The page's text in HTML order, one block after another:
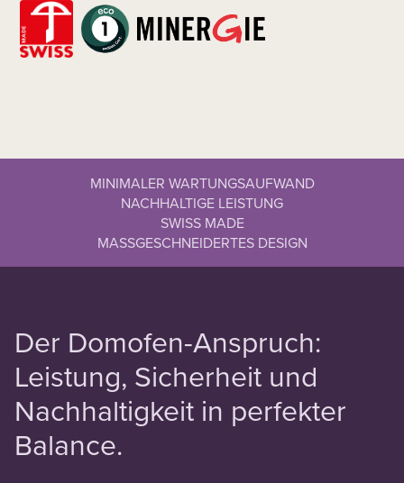
MINIMALER WARTUNGSAUFWAND
NACHHALTIGE LEISTUNG
SWISS MADE
MASSGESCHNEIDERTES DESIGN
Der Domofen-Anspruch:
Leistung, Sicherheit und
Nachhaltigkeit in perfekter
Balance.